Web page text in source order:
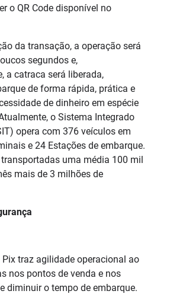
o QR Code disponível no
da transação, a operação será
segundos e,
a catraca será liberada,
de forma rápida, prática e
de dinheiro em espécie
o Sistema Integrado
opera com 376 veículos em
e 24 Estações de embarque.
uma média 100 mil
mais de 3 milhões de
traz agilidade operacional ao
nos pontos de venda e nos
diminuir o tempo de embarque.